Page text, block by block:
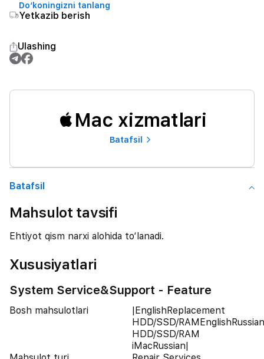
Do‘koningizni tanlang
Yetkazib berish
Ulashing
Mac xizmatlari
Batafsil
Batafsil
Mahsulot tavsifi
Ehtiyot qism narxi alohida to‘lanadi.
Xususiyatlari
System Service&Support - Feature
Bosh mahsulotlari
|EnglishReplacement
HDD/SSD/
HDD/SSD/RAM
iMacRussian|